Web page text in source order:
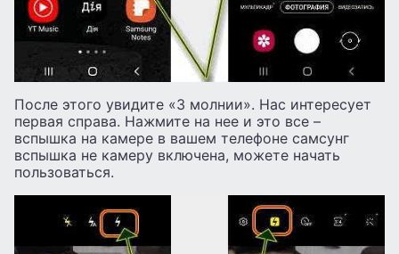
После этого увидите «3 молнии». Нас интересует
первая справа. Нажмите на нее и это все –
вспышка на камере в вашем телефоне самсунг
вспышка не камеру включена, можете начать
пользоваться.